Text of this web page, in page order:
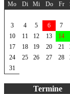
Mo
Di Mi Do Fr
3
4 5 6 7
10
11 12 13 14
17
18 19 20 21
24
25 26 27 28
31
Termine